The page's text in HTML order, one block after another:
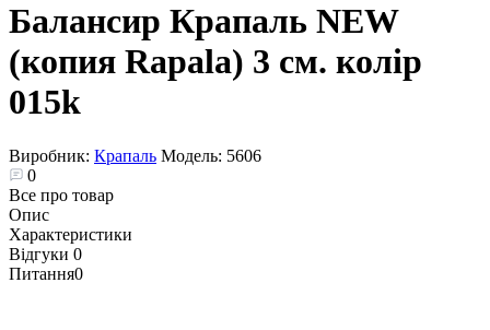
Балансир Крапаль NEW
(копия Rapala) 3 см. колір
015k
Виробник: Крапаль Модель: 5606
0
Все про товар
Опис
Характеристики
Відгуки 0
Питання0